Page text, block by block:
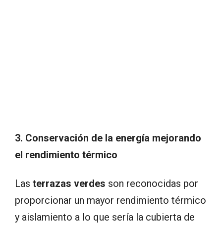
3. Conservación de la energía mejorando
el rendimiento térmico
Las terrazas verdes son reconocidas por
proporcionar un mayor rendimiento térmico
y aislamiento a lo que sería la cubierta de